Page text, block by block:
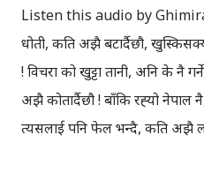
Listen this audio by Ghimiray
धोती, कति अझै बटार्दैछौ,
! विचरा को खुट्टा तानी, अनि के नै
अझै कोतार्दैछौ ! बाँकि रह्‍यो नेपाल
त्यसलाई पनि फेल भन्दै, कति अझै